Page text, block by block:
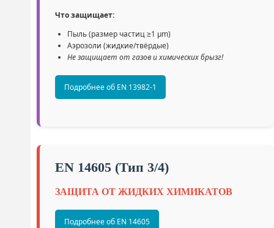
Что защищает:
Пыль (размер частиц ≥1 μm)
Аэрозоли (жидкие/твёрдые)
Не защищает от газов и химических брызг!
Подробнее об EN 13982-1
EN 14605 (Тип 3/4)
ЗАЩИТА ОТ ЖИДКИХ ХИМИКАТОВ
Подробнее об EN 14605